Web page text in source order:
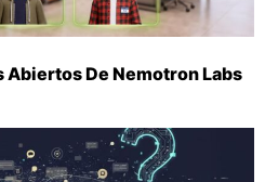
Abiertos De Nemotron Labs